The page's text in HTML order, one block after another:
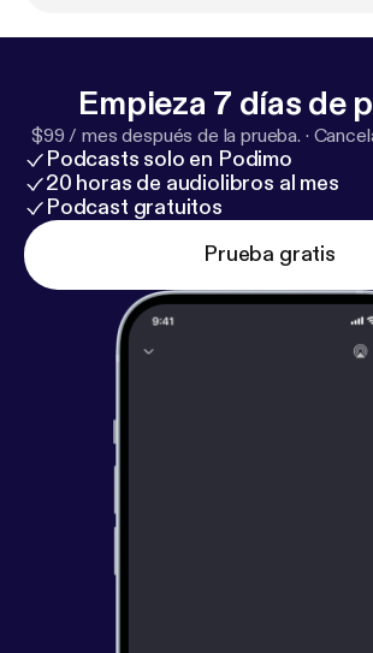
Empieza 7 días de
$99 / mes después de la prueba. ·
Podcasts solo en Podimo
20 horas de audiolibros al mes
Podcast gratuitos
Prueba gratis